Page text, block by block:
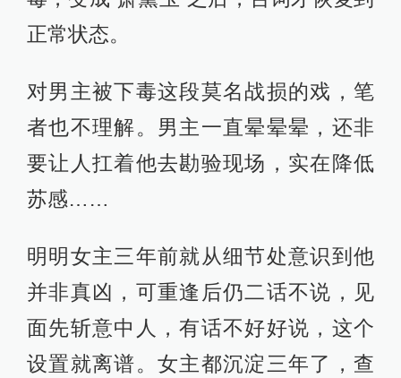
正常状态。
对男主被下毒这段莫名战损的戏，笔
者也不理解。男主一直晕晕晕，还非
要让人扛着他去勘验现场，实在降低
苏感……
明明女主三年前就从细节处意识到他
并非真凶，可重逢后仍二话不说，见
面先斩意中人，有话不好好说，这个
设置就离谱。女主都沉淀三年了，查